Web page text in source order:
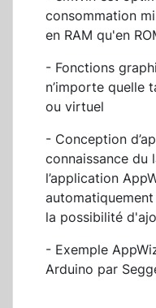
consommation
en RAM qu'en
- Fonctions
n’importe quelle
ou virtuel
- Conception
connaissance du
l’application
la possibilité
- Exemple
Arduino par